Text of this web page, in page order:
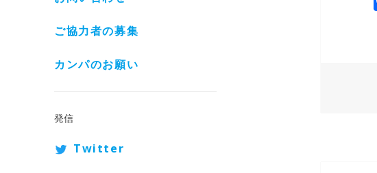
ご協力者の募集
カンパのお願い
発信
Twitter